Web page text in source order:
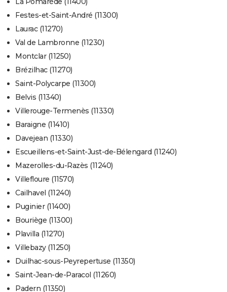
Festes-et-Saint-André (11300)
Laurac (11270)
Val de Lambronne (11230)
Montclar (11250)
Brézilhac (11270)
Saint-Polycarpe (11300)
Belvis (11340)
Villerouge-Termenès (11330)
Baraigne (11410)
Davejean (11330)
Escueillens-et-Saint-Just-de-Bélengard (11240)
Mazerolles-du-Razès (11240)
Villefloure (11570)
Cailhavel (11240)
Puginier (11400)
Bouriège (11300)
Plavilla (11270)
Villebazy (11250)
Duilhac-sous-Peyrepertuse (11350)
Saint-Jean-de-Paracol (11260)
Padern (11350)